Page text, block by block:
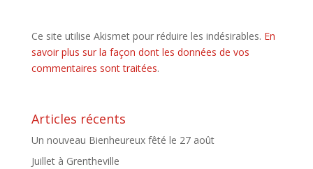
Ce site utilise Akismet pour réduire les indésirables. En
savoir plus sur la façon dont les données de vos
commentaires sont traitées.
Articles récents
Un nouveau Bienheureux fêté le 27 août
Juillet à Grentheville